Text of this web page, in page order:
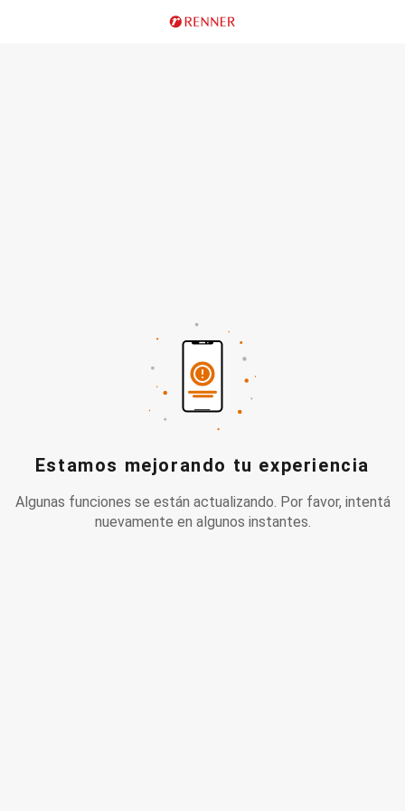
Estamos mejorando tu experiencia
Algunas funciones se están actualizando. Por favor, intentá
nuevamente en algunos instantes.